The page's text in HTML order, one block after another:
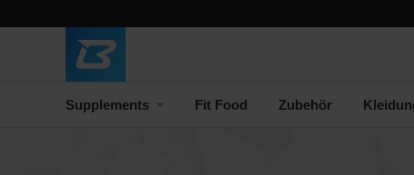
Supplements Fit Food Zubehör